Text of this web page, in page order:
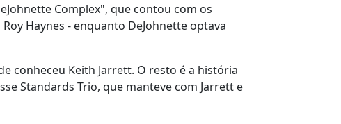
Complex", que contou com os
Haynes - enquanto DeJohnette optava
conheceu Keith Jarrett. O resto é a história
Standards Trio, que manteve com Jarrett e